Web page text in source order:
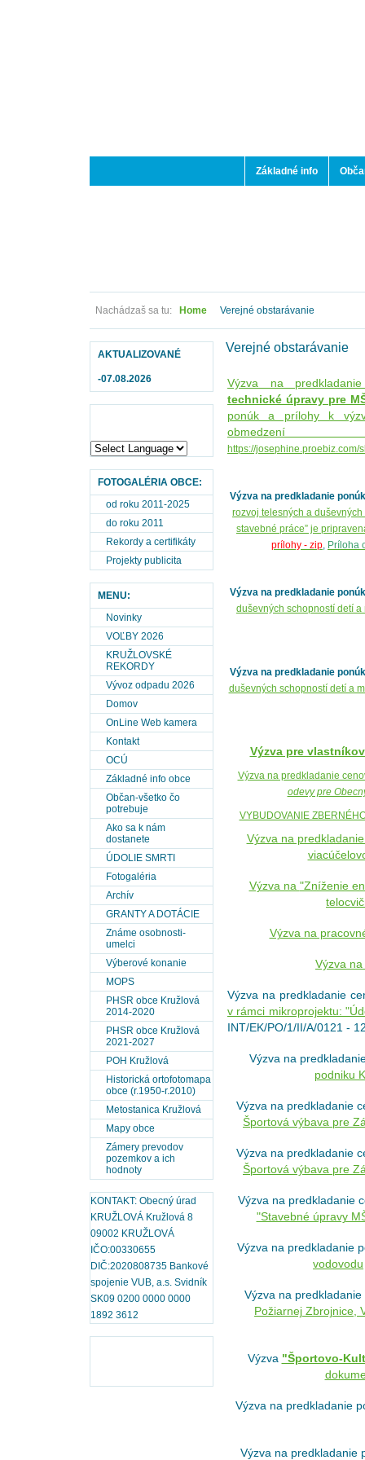
Základné info
Nachádzaš sa tu: Home Verejné obstarávanie
AKTUALIZOVANÉ
-07.08.2026
FOTOGALÉRIA OBCE:
od roku 2011-2025
do roku 2011
Rekordy a certifikáty
Projekty publicita
MENU:
Novinky
VOĽBY 2026
KRUŽLOVSKÉ
REKORDY
Vývoz odpadu 2026
Domov
OnLine Web kamera
Kontakt
OCÚ
Základné info obce
Občan-všetko čo
potrebuje
Ako sa k nám
dostanete
ÚDOLIE SMRTI
Fotogaléria
Archív
GRANTY A DOTÁCIE
Známe osobnosti-
umelci
Výberové konanie
MOPS
PHSR obce Kružlová
2014-2020
PHSR obce Kružlová
2021-2027
POH Kružlová
Historická ortofotomapa
obce (r.1950-r.2010)
Metostanica Kružlová
Mapy obce
Zámery prevodov
pozemkov a ich
hodnoty
KONTAKT: Obecný úrad
KRUŽLOVÁ Kružlová 8
09002 KRUŽLOVÁ
IČO:00330655
DIČ:2020808735 Bankové
spojenie VUB, a.s. Svidník
SK09 0200 0000 0000
1892 3612
Verejné obstarávanie
Výzva na
technické úpravy pre
ponúk a prílohy k
https://josephine.proebiz.com/
Výzva na predkladanie
rozvoj telesných a
stavebné práce” je
prílohy - zip, Príloha
Výzva na predkladanie
duševných schopností detí
Výzva na predkladanie
duševných schopností detí a
Výzva pre
Výzva na predkladanie
odevy pre
VYBUDOVANIE
Výzva na
Výzva na "Zníženie
Výzva na
Výzva
Výzva na predkladanie
v rámci mikroprojektu:
INT/EK/PO/1/II/A/0121 -
Výzva na
podniku
Výzva na predkladanie
Športová výbava pre
Výzva na predkladanie
Športová výbava pre
Výzva na predkladanie
"Stavebné úpravy
Výzva na predkladanie
vodovodu
Výzva na
Požiarnej Zbrojnice,
Výzva "Športovo-
Výzva na predkladanie
Výzva na predkladanie